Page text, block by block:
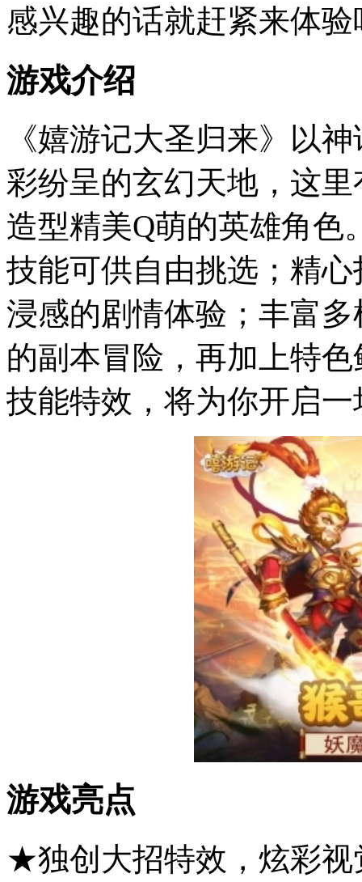
感兴趣的话就赶紧来体验
游戏介绍
《嬉游记大圣归来》以
彩纷呈的玄幻天地，这
造型精美Q萌的英雄角色
技能可供自由挑选；精
浸感的剧情体验；丰富
的副本冒险，再加上特
技能特效，将为你开启
游戏亮点
★独创大招特效，炫彩视